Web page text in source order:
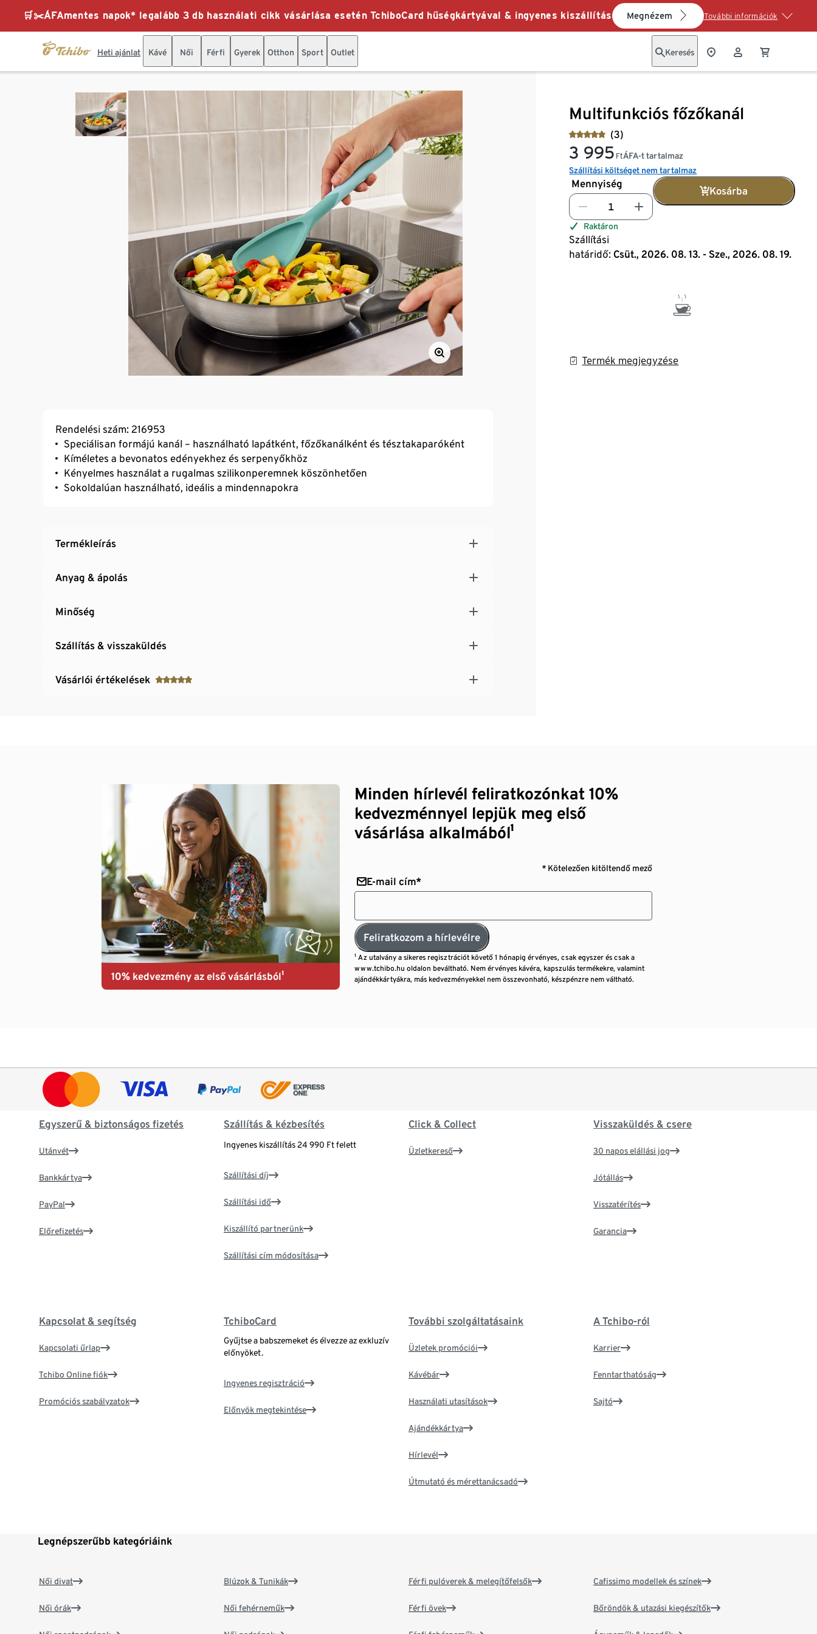
🛒✂️ÁFAmentes napok* legalább 3 db használati cikk vásárlása esetén TchiboCard hűségkártyával & ingyenes kiszállítás Megnézem További információk
Heti ajánlat Kávé Női Férfi Gyerek Otthon Sport Outlet Keresés
Multifunkciós főzőkanál
(3)
3 995 FtÁFA-t tartalmaz
Szállítási költséget nem tartalmaz
Mennyiség
Kosárba
Raktáron
Szállítási
határidő: Csüt., 2026. 08. 13. - Sze., 2026. 08. 19.
Termék megjegyzése
Rendelési szám: 216953
Speciálisan formájú kanál – használható lapátként, főzőkanálként és tésztakaparóként
Kíméletes a bevonatos edényekhez és serpenyőkhöz
Kényelmes használat a rugalmas szilikonperemnek köszönhetően
Sokoldalúan használható, ideális a mindennapokra
Termékleírás
Anyag & ápolás
Minőség
Szállítás & visszaküldés
Vásárlói értékelések
10% kedvezmény az első vásárlásból¹
Minden hírlevél feliratkozónkat 10%
kedvezménnyel lepjük meg első
vásárlása alkalmából¹
* Kötelezően kitöltendő mező
E-mail cím*
Feliratkozom a hírlevélre
¹ Az utalvány a sikeres regisztrációt követő 1 hónapig érvényes, csak egyszer és csak a
www.tchibo.hu oldalon beváltható. Nem érvényes kávéra, kapszulás termékekre, valamint
ajándékkártyákra, más kedvezményekkel nem összevonható, készpénzre nem váltható.
Egyszerű & biztonságos fizetés
Utánvét
Bankkártya
PayPal
Előrefizetés
Szállítás & kézbesítés
Ingyenes kiszállítás 24 990 Ft felett
Szállítási díj
Szállítási idő
Kiszállító partnerünk
Szállítási cím módosítása
Click & Collect
Üzletkereső
Visszaküldés & csere
30 napos elállási jog
Jótállás
Visszatérítés
Garancia
Kapcsolat & segítség
Kapcsolati űrlap
Tchibo Online fiók
Promóciós szabályzatok
TchiboCard
Gyűjtse a babszemeket és élvezze az exkluzív
előnyöket.
Ingyenes regisztráció
Előnyök megtekintése
További szolgáltatásaink
Üzletek promóciói
Kávébár
Használati utasítások
Ajándékkártya
Hírlevél
Útmutató és mérettanácsadó
A Tchibo-ról
Karrier
Fenntarthatóság
Sajtó
Legnépszerűbb kategóriáink
Női divat
Női órák
Blúzok & Tunikák
Női fehérneműk
Férfi pulóverek & melegítőfelsők
Férfi övek
Cafissimo modellek és színek
Bőröndök & utazási kiegészítők